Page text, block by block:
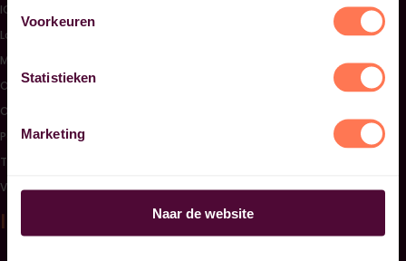
Voorkeuren
Statistieken
Marketing
Naar de website
ICT
Laboratoriumtechniek
Management & Bedrijfskunde
Onderwijs & Kinderopvang
Overig
Personal & Corporate Finance
Techniek & Bouw
Verpleegkunde & Welzijn